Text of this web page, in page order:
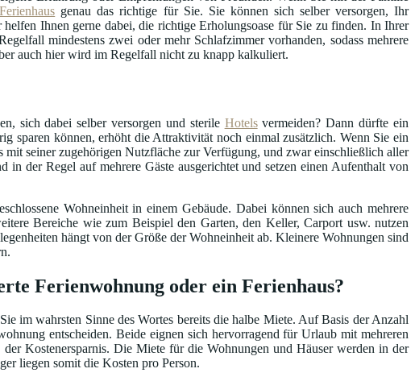
Ferienhaus genau das richtige für Sie. Sie können sich selber versorgen, Ihr
Ihnen gerne dabei, die richtige Erholungsoase für Sie zu finden. In Ihrer
mindestens zwei oder mehr Schlafzimmer vorhanden, sodass mehrere
auch hier wird im Regelfall nicht zu knapp kalkuliert.
sich dabei selber versorgen und sterile Hotelsvermeiden? Dann dürfte ein
sparen können, erhöht die Attraktivität noch einmal zusätzlich. Wenn Sie ein
mit seiner zugehörigen Nutzfläche zur Verfügung, und zwar einschließlich aller
in der Regel auf mehrere Gäste ausgerichtet und setzen einen Aufenthalt von
Wohneinheit in einem Gebäude. Dabei können sich auch mehrere
Bereiche wie zum Beispiel den Garten, den Keller, Carport usw. nutzen
hängt von der Größe der Wohneinheit ab. Kleinere Wohnungen sind
Ferienwohnung oder ein Ferienhaus?
im wahrsten Sinne des Wortes bereits die halbe Miete. Auf Basis der Anzahl
entscheiden. Beide eignen sich hervorragend für Urlaub mit mehreren
Kostenersparnis. Die Miete für die Wohnungen und Häuser werden in der
liegen somit die Kosten pro Person.